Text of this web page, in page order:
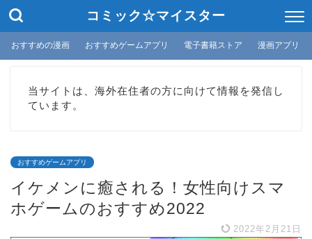
コミック☆マイスター
おすすめの漫画 おすすめゲームアプリ 電子書籍ストア 漫画アプリ
当サイトは、海外在住者の方に向けて情報を発信し
ています。
おすすめゲームアプリ
イケメンに癒される！女性向けスマ
ホゲームのおすすめ2022
2022年2月21日